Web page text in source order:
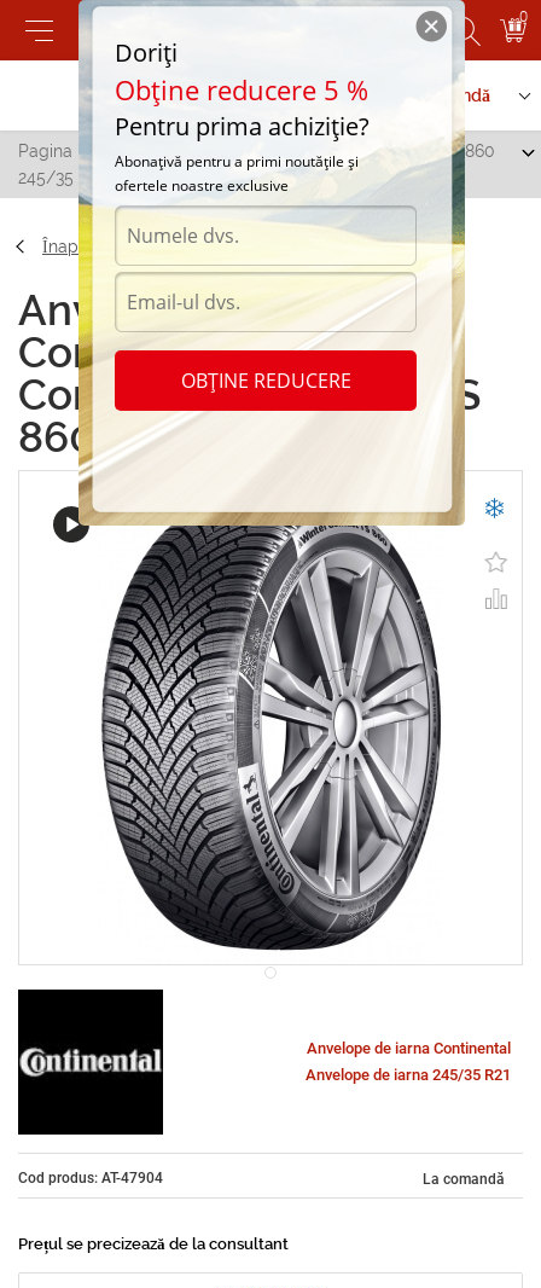
0
Contactați-ne Serviciu de comandă
Pagina principală
Continental ContiWinterContact TS 860
245/35 R21 96W
Înapoi
Anvelope de iarna
Continental
ContiWinterContact TS
860 245/35 R21 96W
Anvelope de iarna Continental
Anvelope de iarna 245/35 R21
Cod produs: AT-47904 La comandă
Prețul se precizează de la consultant
Doriți
Obține reducere 5 %
Pentru prima achiziție?
Abonațivă pentru a primi noutățile și
ofertele noastre exclusive
OBȚINE REDUCERE